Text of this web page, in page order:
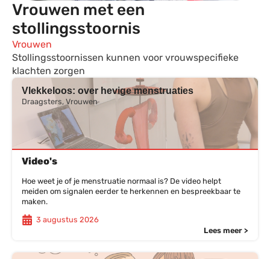
Vrouwen met een
stollingsstoornis
Vrouwen
Stollingsstoornissen kunnen voor vrouwspecifieke
klachten zorgen
Vlekkeloos: over hevige menstruaties
Draagsters, Vrouwen
Video's
Hoe weet je of je menstruatie normaal is? De video helpt
meiden om signalen eerder te herkennen en bespreekbaar te
maken.
3 augustus 2026
Lees meer >